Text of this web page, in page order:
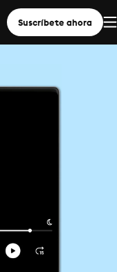
Suscríbete ahora